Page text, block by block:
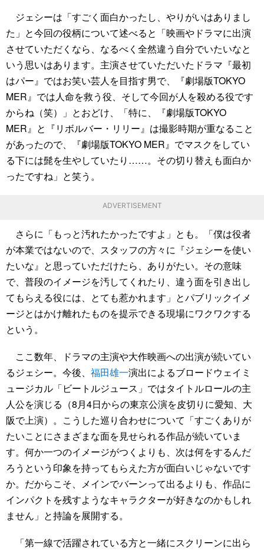
ジェシーは「すごく面白かったし、やりがいはありまし
た」と今回の役柄について述べると「映画やドラマに出演
させていただくなら、なるべく全然違う自分でいたいなと
いう思いはあります。主演させていただいたドラマ『最初
はパー』ではお笑い芸人を目指す男で、『劇場版TOKYO
MER』では人命を救う役、そして今回が人を殺める役です
からね（笑）」とおどけ、「特に、『劇場版TOKYO
MER』と『リボルバー・リリー』は撮影時期が重なること
があったので、『劇場版TOKYO MER』でマスクをしてい
る下には髭を生やしていたり……。その切り替えも面白か
ったですね」と笑う。
ADVERTISEMENT
さらに「もっと汚れたかったですよ」とも。「僕は役者
が本業ではないので、スタッフの方々に『ジェシーを使い
たいな』と思っていただけたら、ありがたい。その意味
で、普段のイメージを汚してくれたり、違う面を引き出し
てもらえる役には、とても惹かれます」とパブリックイメ
ージとはかけ離れたものを提示できる現場にワクワクする
という。
ここ数年、ドラマの主演や大作映画への出演が続いてい
るジェシー。今後、 福田雄一演出によるブロードウェイミ
ュージカル「ビートルジュース」ではタイトルロールの主
人公を演じる（8月4日からの東京公演を皮切りに愛知、大
阪で上演）。こうした巡り合わせについて「すごくありが
たいことにさまざまな面を見せられる作品が続いていま
す。何か一つのイメージがつくよりも、次は何をするんだ
ろうという印象を持ってもらえた方が面白いじゃないです
か。だからこそ、メインでバーンって出るよりも、作品に
インパクトを残すようなキャラクターが好きなのかもしれ
ません」と持論を展開する。
「第一線で活躍されている方と一緒にスクリーンに出ら